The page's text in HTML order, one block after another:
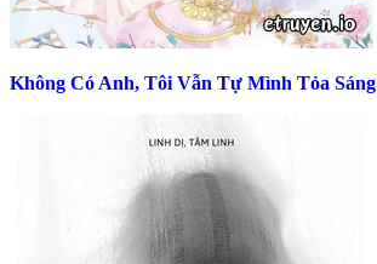
Không Có Anh, Tôi Vẫn Tự Mình Tỏa Sáng